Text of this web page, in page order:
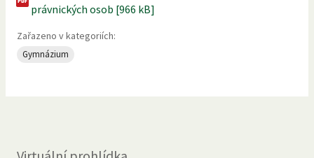
právnických osob [966 kB]
Zařazeno v kategoriích:
Gymnázium